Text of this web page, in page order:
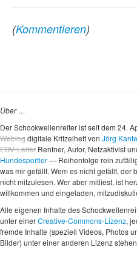
(Kommentieren)
Über …
Der Schockwellenreiter ist seit dem 24.
Weblogdigitale Kritzelheft von Jörg
EDV-Leiter Rentner, Autor, Netzaktivist
Hundesportler— Reihenfolge rein
was mir gefällt. Wem es nicht gefällt, der
nicht mitzulesen. Wer aber mitliest, ist
willkommen und eingeladen,
Alle eigenen Inhalte des
unter einerCreative-Commons-Lizenz,
fremde Inhalte (speziell Videos, Photos
Bilder) unter einer anderen Lizenz